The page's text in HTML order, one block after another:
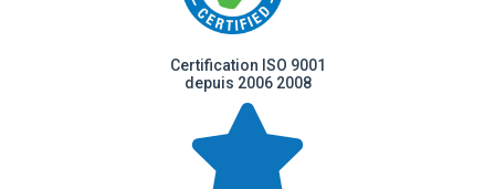
Certification ISO 9001
2008 depuis 2006